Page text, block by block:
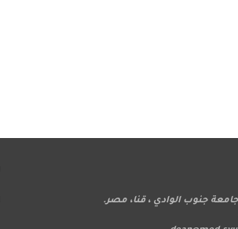
جنوب الوادي ، قنا، مصر.